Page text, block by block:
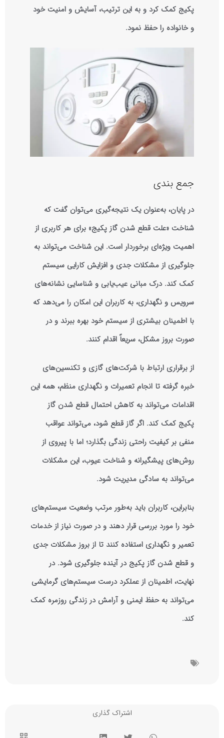
پکیج کمک کرد و به این ترتیب، آسایش و امنیت خود
و خانواده را حفظ نمود.
جمع‌ بندی
در پایان، به‌عنوان یک نتیجه‌گیری می‌توان گفت که
شناخت «علت قطع شدن گاز پکیج» برای هر کاربری از
اهمیت ویژه‌ای برخوردار است. این شناخت می‌تواند به
جلوگیری از مشکلات جدی و افزایش کارایی سیستم
کمک کند. درک مبانی عیب‌یابی و شناسایی نشانه‌های
سرویس و نگهداری، به کاربران این امکان را می‌دهد که
با اطمینان بیشتری از سیستم خود بهره ببرند و در
صورت بروز مشکل، سریعاً اقدام کنند.
از برقراری ارتباط با شرکت‌های گازی و تکنسین‌های
خبره گرفته تا انجام تعمیرات و نگهداری منظم، همه این
اقدامات می‌تواند به کاهش احتمال قطع شدن گاز
پکیج کمک کند. اگر گاز قطع شود، می‌تواند عواقب
منفی بر کیفیت راحتی زندگی بگذارد؛ اما با پیروی از
روش‌های پیشگیرانه و شناخت عیوب، این مشکلات
می‌تواند به سادگی مدیریت شود.
بنابراین، کاربران باید به‌طور مرتب وضعیت سیستم‌های
خود را مورد بررسی قرار دهند و در صورت نیاز از خدمات
تعمیر و نگهداری استفاده کنند تا از بروز مشکلات جدی
و قطع شدن گاز پکیج در آینده جلوگیری شود. در
نهایت، اطمینان از عملکرد درست سیستم‌های گرمایشی
می‌تواند به حفظ ایمنی و آرامش در زندگی روزمره کمک
کند.
اشتراک گذاری